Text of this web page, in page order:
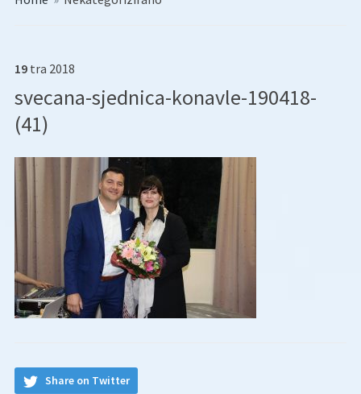
19 tra 2018
svecana-sjednica-konavle-190418-
(41)
Share on Twitter